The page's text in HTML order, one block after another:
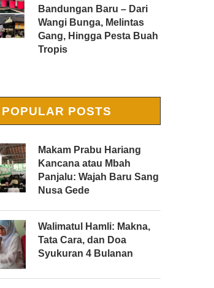
Bandungan Baru – Dari
Wangi Bunga, Melintas
Gang, Hingga Pesta Buah
Tropis
POPULAR POSTS
Makam Prabu Hariang
Kancana atau Mbah
Panjalu: Wajah Baru Sang
Nusa Gede
Walimatul Hamli: Makna,
Tata Cara, dan Doa
Syukuran 4 Bulanan